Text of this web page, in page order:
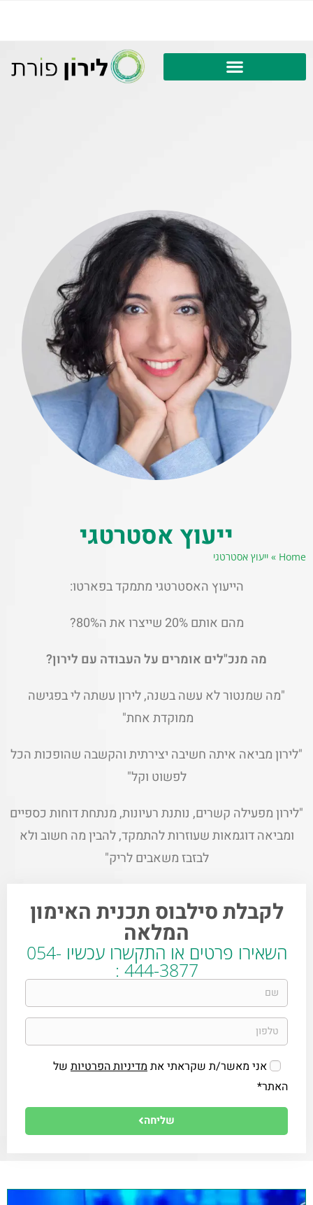
ייעוץ אסטרטגי
Home
» ייעוץ אסטרטגי
הייעוץ האסטרטגי מתמקד בפארטו:
מהם אותם 20% שייצרו את ה80%?
מה מנכ"לים אומרים על העבודה עם לירון?
"מה שמנטור לא עשה בשנה, לירון עשתה לי בפגישה
ממוקדת אחת"
"לירון מביאה איתה חשיבה יצירתית והקשבה שהופכות הכל
לפשוט וקל"
"לירון מפעילה קשרים, נותנת רעיונות, מנתחת דוחות כספיים
ומביאה דוגמאות שעוזרות להתמקד, להבין מה חשוב ולא
לבזבז משאבים לריק"
לקבלת סילבוס תכנית האימון
המלאה
השאירו פרטים או התקשרו עכשיו 054-
444-3877 :
אני מאשר/ת שקראתי את מדיניות הפרטיות של
האתר*
שליחה